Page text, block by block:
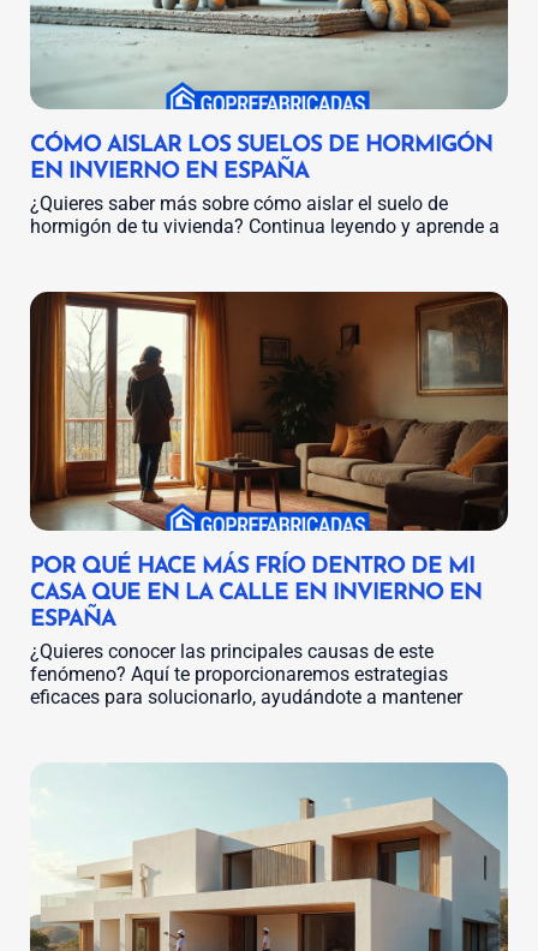
CÓMO AISLAR LOS SUELOS DE HORMIGÓN
EN INVIERNO EN ESPAÑA
¿Quieres saber más sobre cómo aislar el suelo de
hormigón de tu vivienda? Continua leyendo y aprende a
POR QUÉ HACE MÁS FRÍO DENTRO DE MI
CASA QUE EN LA CALLE EN INVIERNO EN
ESPAÑA
¿Quieres conocer las principales causas de este
fenómeno? Aquí te proporcionaremos estrategias
eficaces para solucionarlo, ayudándote a mantener